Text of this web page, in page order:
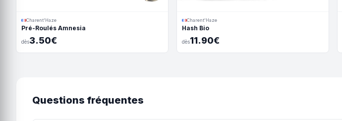
Charent'Haze
Pré-Roulés Amnesia
dès3.50€
Charent'Haze
Hash Bio
dès11.90€
Questions fréquentes